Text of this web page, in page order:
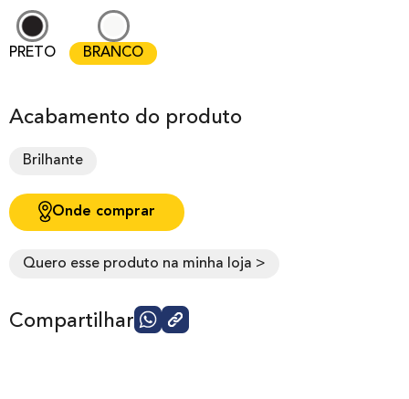
PRETO BRANCO
Acabamento do produto
Brilhante
Onde comprar
Quero esse produto na minha loja >
Compartilhar